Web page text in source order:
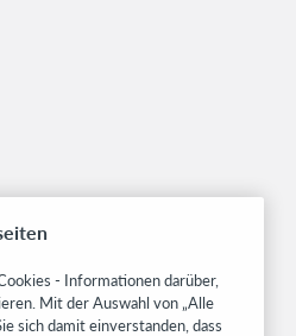
- Informationen darüber,
Mit der Auswahl von „Alle
sich damit einverstanden, dass